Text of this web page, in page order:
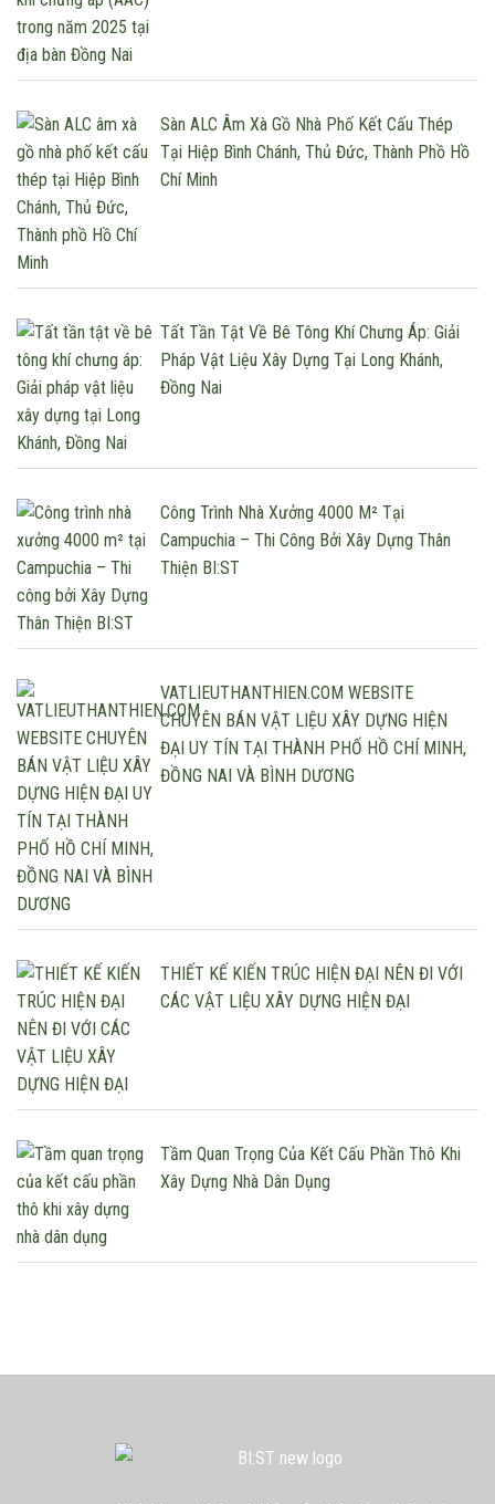
Sàn ALC Âm Xà Gồ Nhà Phố Kết Cấu Thép
Tại Hiệp Bình Chánh, Thủ Đức, Thành Phồ Hồ
Chí Minh
Tất Tần Tật Về Bê Tông Khí Chưng Áp: Giải
Pháp Vật Liệu Xây Dựng Tại Long Khánh,
Đồng Nai
Công Trình Nhà Xưởng 4000 M² Tại
Campuchia – Thi Công Bởi Xây Dựng Thân
Thiện BI:ST
VATLIEUTHANTHIEN.COM WEBSITE
CHUYÊN BÁN VẬT LIỆU XÂY DỰNG HIỆN
ĐẠI UY TÍN TẠI THÀNH PHỐ HỒ CHÍ MINH,
ĐỒNG NAI VÀ BÌNH DƯƠNG
THIẾT KẾ KIẾN TRÚC HIỆN ĐẠI NÊN ĐI VỚI
CÁC VẬT LIỆU XÂY DỰNG HIỆN ĐẠI
Tầm Quan Trọng Của Kết Cấu Phần Thô Khi
Xây Dựng Nhà Dân Dụng